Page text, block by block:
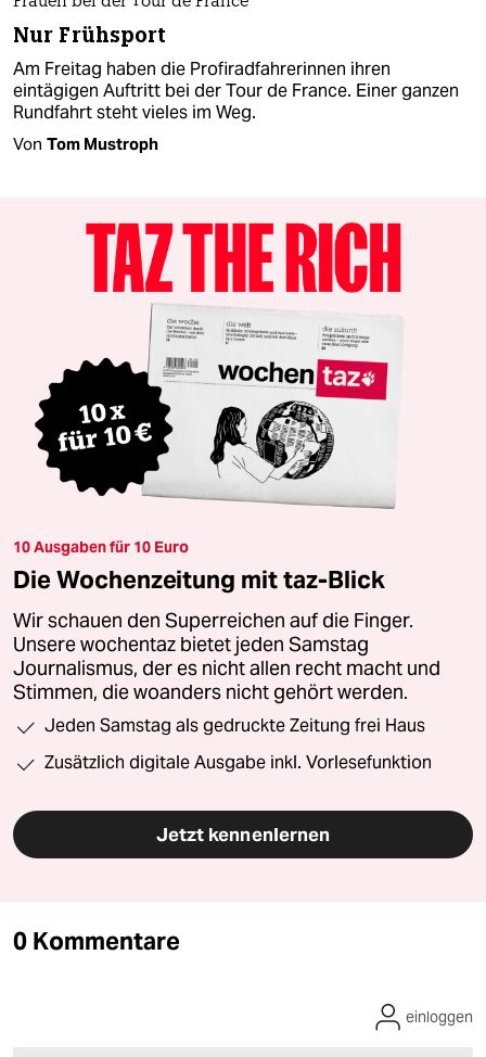
Nur Frühsport
Am Freitag haben die Profiradfahrerinnen ihren
eintägigen Auftritt bei der Tour de France. Einer ganzen
Rundfahrt steht vieles im Weg.
Von Tom Mustroph
10 Ausgaben für 10 Euro
Die Wochenzeitung mit taz-Blick
Wir schauen den Superreichen auf die Finger.
Unsere wochentaz bietet jeden Samstag
Journalismus, der es nicht allen recht macht und
Stimmen, die woanders nicht gehört werden.
Jeden Samstag als gedruckte Zeitung frei Haus
Zusätzlich digitale Ausgabe inkl. Vorlesefunktion
Jetzt kennenlernen
0 Kommentare
einloggen